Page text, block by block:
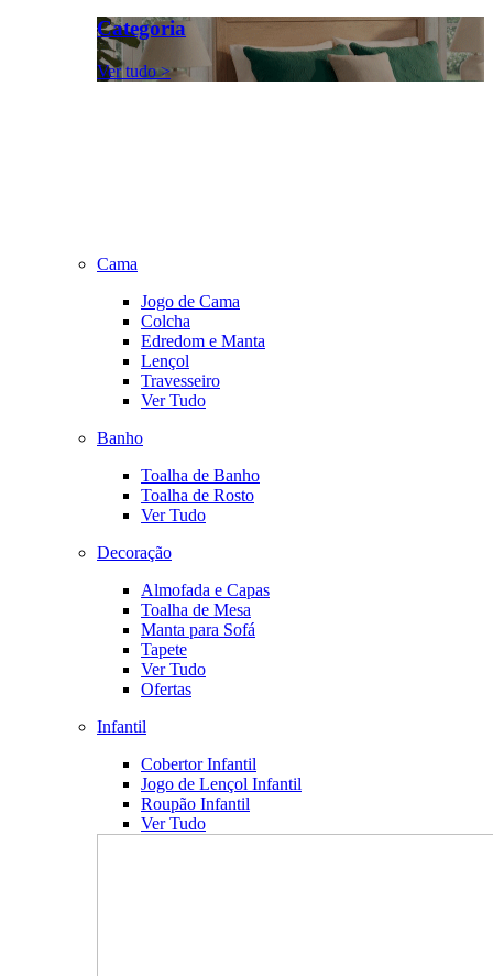
Categoria
Ver tudo >
Cama
Jogo de Cama
Colcha
Edredom e Manta
Lençol
Travesseiro
Ver Tudo
Banho
Toalha de Banho
Toalha de Rosto
Ver Tudo
Decoração
Almofada e Capas
Toalha de Mesa
Manta para Sofá
Tapete
Ver Tudo
Ofertas
Infantil
Cobertor Infantil
Jogo de Lençol Infantil
Roupão Infantil
Ver Tudo